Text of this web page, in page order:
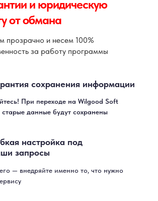
и юридическую
от обмана
прозрачно и несем 100%
за работу программы
сохранения информации
При переходе на Wilgood Soft
данные будут сохранены
— внедряйте именно то, что нужно
настройка под
запросы